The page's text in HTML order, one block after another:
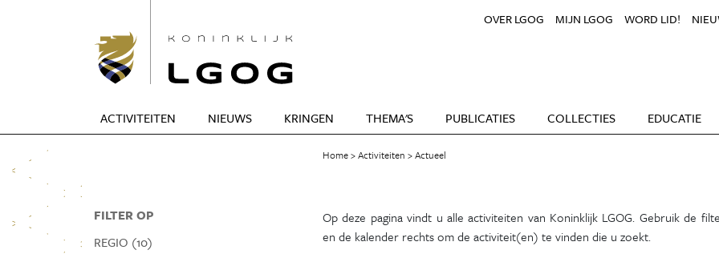
ACTIVITEITEN NIEUWS KRINGEN THEMA'S PUBLICATIES COLLECTIES EDUCATIE
OVER LGOG MIJN LGOG WORD LID!
FILTER OP
REGIO (10)
Home Activiteiten Actueel
Op deze pagina vindt u alle activiteiten van Koninklijk LGOG. Gebruik de
en de kalender rechts om de activiteit(en) te vinden die u zoekt.